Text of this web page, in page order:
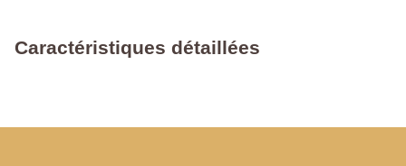
Caractéristiques détaillées